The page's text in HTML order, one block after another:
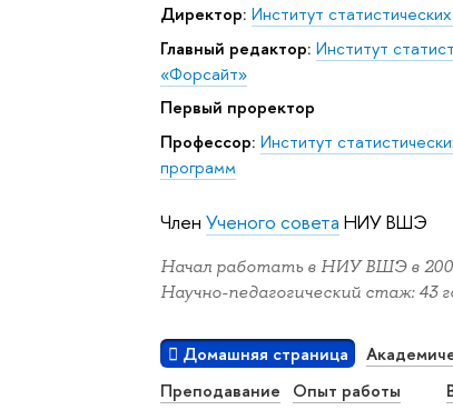
Директор: Институт
главный редактор: Институт
«Форсайт»
первый проректор
Профессор: Институт
программ
ЧленУченого совета НИУ ВШЭ
Начал работать в НИУ ВШЭ в
Научно-педагогический стаж: 43
Домашняя страница
Преподавание
Опыт работы